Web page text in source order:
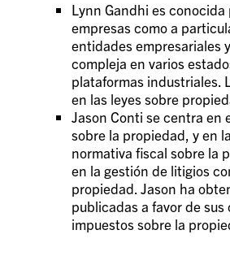
Lynn Gandhi es
empresas como a
entidades empresariales
compleja en varios
plataformas industriales.
en las leyes sobre
Jason Conti se centra en
sobre la propiedad, y en
normativa fiscal sobre la
en la gestión de litigios
propiedad. Jason ha
publicadas a favor de
impuestos sobre la